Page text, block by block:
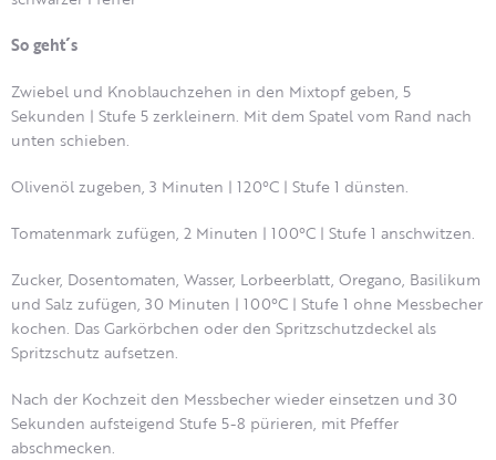
So geht´s
Zwiebel und Knoblauchzehen in den Mixtopf geben, 5
Sekunden | Stufe 5 zerkleinern. Mit dem Spatel vom Rand nach
unten schieben.
Olivenöl zugeben, 3 Minuten | 120°C | Stufe 1 dünsten.
Tomatenmark zufügen, 2 Minuten | 100°C | Stufe 1 anschwitzen.
Zucker, Dosentomaten, Wasser, Lorbeerblatt, Oregano, Basilikum
und Salz zufügen, 30 Minuten | 100°C | Stufe 1 ohne Messbecher
kochen. Das Garkörbchen oder den Spritzschutzdeckel als
Spritzschutz aufsetzen.
Nach der Kochzeit den Messbecher wieder einsetzen und 30
Sekunden aufsteigend Stufe 5-8 pürieren, mit Pfeffer
abschmecken.